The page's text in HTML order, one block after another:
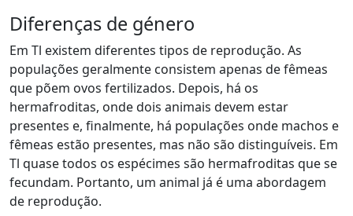
Diferenças de género
Em Tl existem diferentes tipos de reprodução. As
populações geralmente consistem apenas de fêmeas
que põem ovos fertilizados. Depois, há os
hermafroditas, onde dois animais devem estar
presentes e, finalmente, há populações onde machos e
fêmeas estão presentes, mas não são distinguíveis. Em
Tl quase todos os espécimes são hermafroditas que se
fecundam. Portanto, um animal já é uma abordagem
de reprodução.